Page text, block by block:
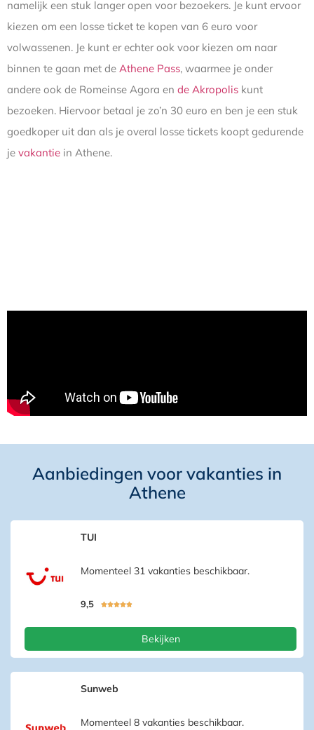
namelijk een stuk langer open voor bezoekers. Je kunt ervoor
kiezen om een losse ticket te kopen van 6 euro voor
volwassenen. Je kunt er echter ook voor kiezen om naar
binnen te gaan met de Athene Pass, waarmee je onder
andere ook de Romeinse Agora en de Akropolis kunt
bezoeken. Hiervoor betaal je zo’n 30 euro en ben je een stuk
goedkoper uit dan als je overal losse tickets koopt gedurende
je vakantie in Athene.
Aanbiedingen voor vakanties in
Athene
TUI
Momenteel 31 vakanties beschikbaar.
9,5 
Bekijken
Sunweb
Momenteel 8 vakanties beschikbaar.